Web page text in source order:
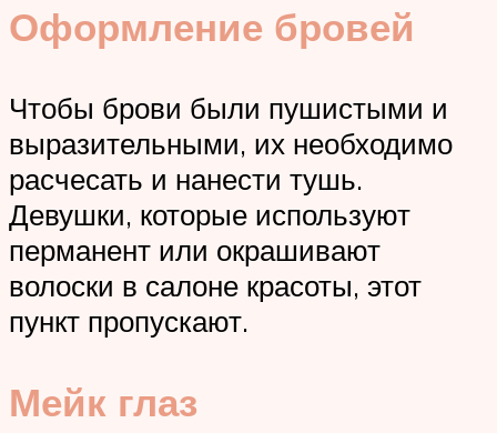
Оформление бровей
Чтобы брови были пушистыми и
выразительными, их необходимо
расчесать и нанести тушь.
Девушки, которые используют
перманент или окрашивают
волоски в салоне красоты, этот
пункт пропускают.
Мейк глаз